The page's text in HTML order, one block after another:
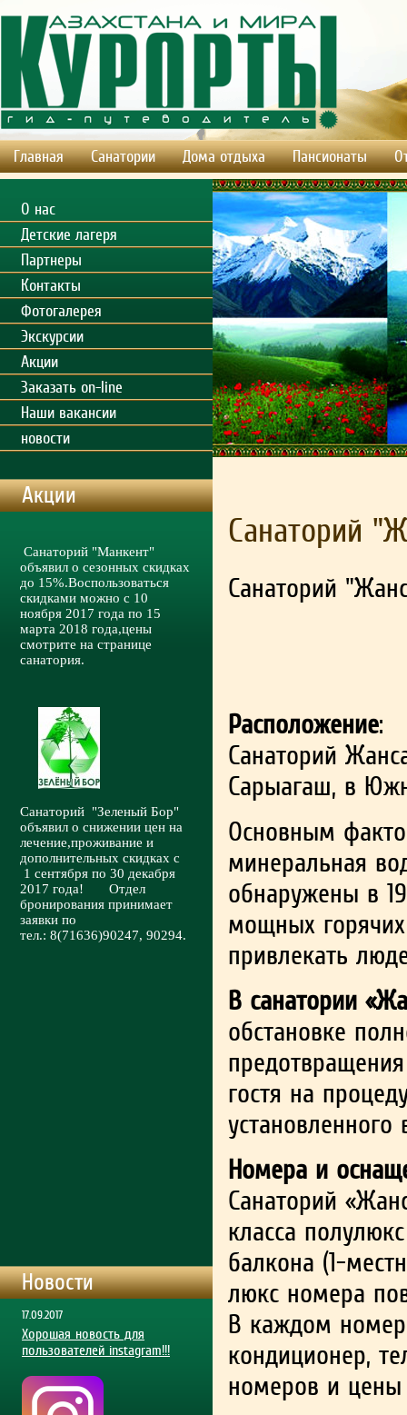
Главная Санатории Дома отдыха Пансионаты
О нас
Детские лагеря
Партнеры
Контакты
Фотогалерея
Экскурсии
Акции
Заказать on-line
Наши вакансии
новости
Акции
Санаторий "Манкент"
объявил о сезонных скидках
до 15%.Воспользоваться
скидками можно с 10
ноября 2017 года по 15
марта 2018 года,цены
смотрите на странице
санатория.
Санаторий "Зеленый Бор"
объявил о снижении цен на
лечение,проживание и
дополнительных скидках с
1 сентября по 30 декабря
2017 года! Отдел
бронирования принимает
заявки по
тел.: 8(71636)90247, 90294.
Новости
17.09.2017
Хорошая новость для
пользователей instagram!!!
Санаторий
Санаторий
Расположение:
Санаторий
Сарыагаш, в
Основным
минеральная
обнаружены в
мощных горячих
привлекать
В санатории
обстановке
гостя на
Номера и
Санаторий
класса
балкона (1-
люкс номера
В каждом
кондиционер,
номеров и цены